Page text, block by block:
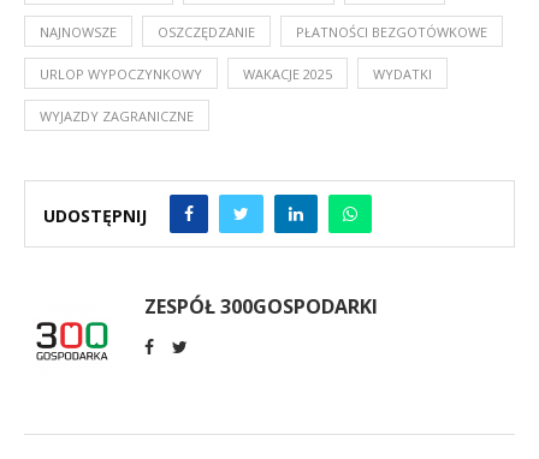
NAJNOWSZE OSZCZĘDZANIE PŁATNOŚCI BEZGOTÓWKOWE
URLOP WYPOCZYNKOWY WAKACJE 2025 WYDATKI
WYJAZDY ZAGRANICZNE
UDOSTĘPNIJ
ZESPÓŁ 300GOSPODARKI